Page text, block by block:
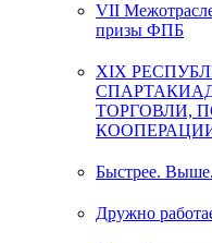
VII
призы ФПБ
XIX
ТОРГОВЛИ,
Быстрее.
Дружно